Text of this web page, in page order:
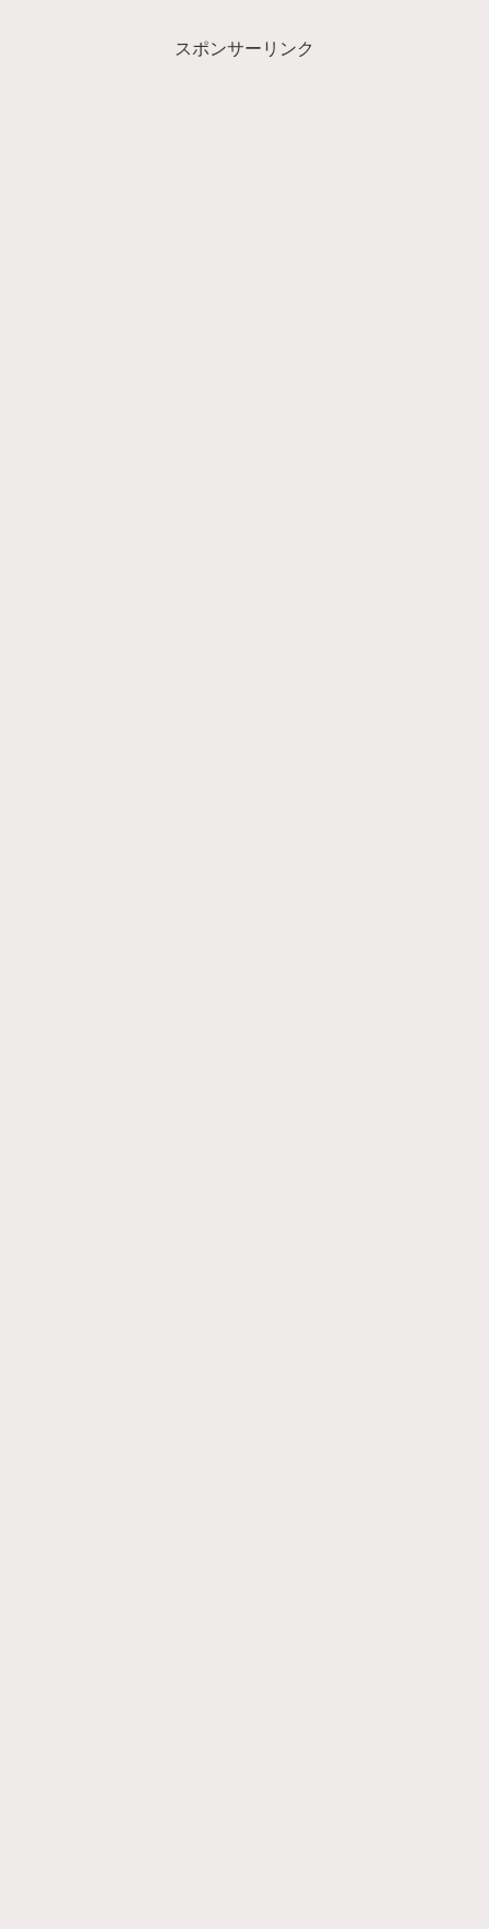
スポンサーリンク